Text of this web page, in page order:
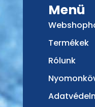
Menü
Termékek
Rólunk